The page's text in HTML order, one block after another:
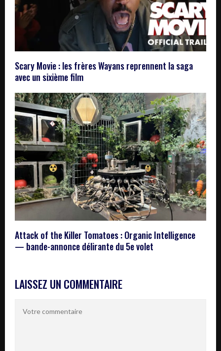
Scary Movie : les frères Wayans reprennent la saga
avec un sixième film
Attack of the Killer Tomatoes : Organic Intelligence
— bande-annonce délirante du 5e volet
LAISSEZ UN COMMENTAIRE